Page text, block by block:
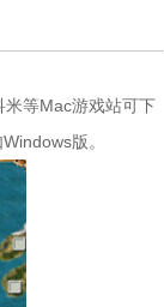
等Mac游戏站可下
版。